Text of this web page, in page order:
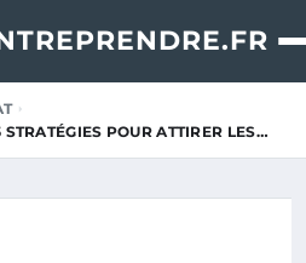
POUR ATTIRER LES…